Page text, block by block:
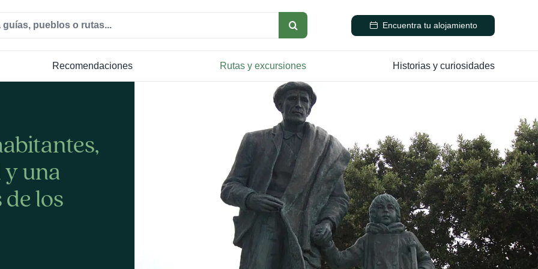
Encuentra tu alojamiento
Recomendaciones Rutas y excursiones Historias y curiosidades
una
los